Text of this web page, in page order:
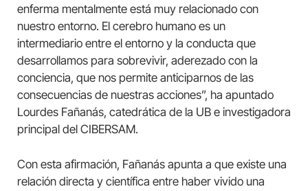
enferma mentalmente está muy relacionado con
nuestro entorno. El cerebro humano es un
intermediario entre el entorno y la conducta que
desarrollamos para sobrevivir, aderezado con la
conciencia, que nos permite anticiparnos de las
consecuencias de nuestras acciones”, ha apuntado
Lourdes Fañanás, catedrática de la UB e investigadora
principal del CIBERSAM.
Con esta afirmación, Fañanás apunta a que existe una
relación directa y científica entre haber vivido una